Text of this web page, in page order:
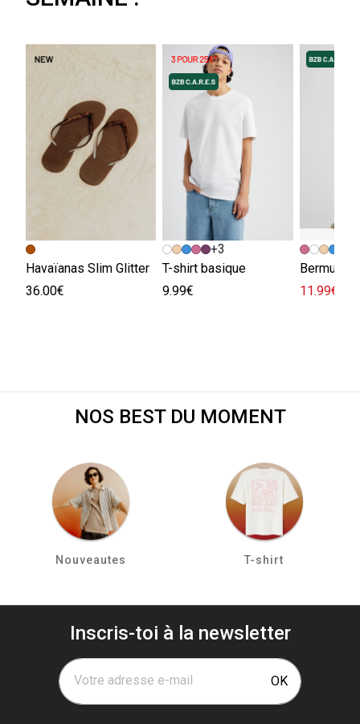
Havaïanas Slim Glitter
36.00€
+3
T-shirt basique
9.99€
Bermuda
11.99€
NOS BEST DU MOMENT
Nouveautes T-shirt
Inscris-toi à la newsletter
Votre adresse e-mail OK